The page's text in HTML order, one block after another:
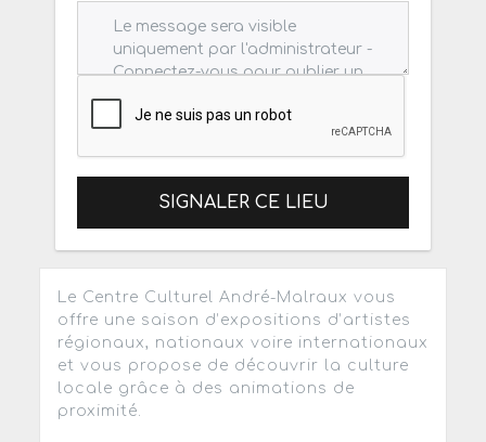
SIGNALER CE LIEU
Le Centre Culturel André-Malraux vous
offre une saison d’expositions d’artistes
régionaux, nationaux voire internationaux
et vous propose de découvrir la culture
locale grâce à des animations de
proximité.